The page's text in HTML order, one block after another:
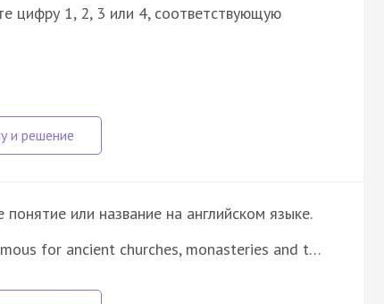
цифру 1, 2, 3 или 4, соответствующую
или название на английском языке.
for ancient churches, monasteries and t…